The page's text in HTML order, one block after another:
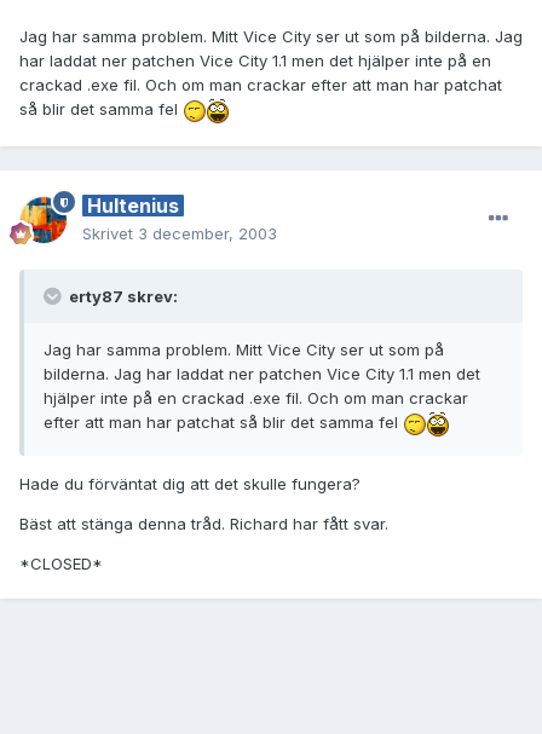
Jag har samma problem. Mitt Vice City ser ut som på bilderna. Jag
har laddat ner patchen Vice City 1.1 men det hjälper inte på en
crackad .exe fil. Och om man crackar efter att man har patchat
så blir det samma fel
Hultenius
Skrivet 3 december, 2003
erty87 skrev:
Jag har samma problem. Mitt Vice City ser ut som på
bilderna. Jag har laddat ner patchen Vice City 1.1 men det
hjälper inte på en crackad .exe fil. Och om man crackar
efter att man har patchat så blir det samma fel
Hade du förväntat dig att det skulle fungera?
Bäst att stänga denna tråd. Richard har fått svar.
*CLOSED*